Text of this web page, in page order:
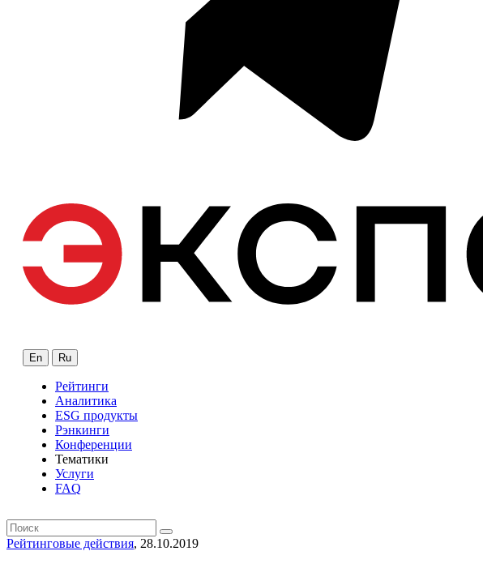
En Ru
Рейтинги
Аналитика
ESG продукты
Рэнкинги
Конференции
Тематики
Услуги
FAQ
Рейтинговые действия, 28.10.2019